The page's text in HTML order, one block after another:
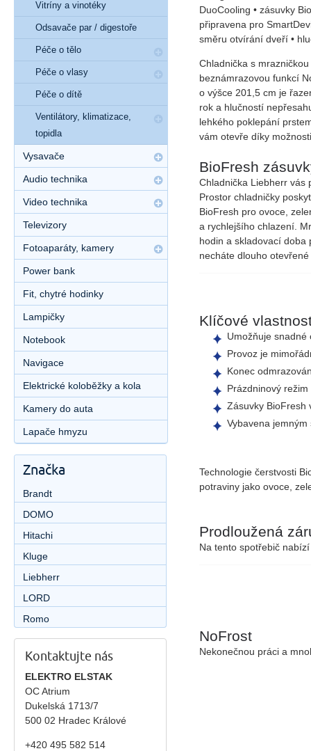
DuoCooling • zásuvky
připravena pro
směru otvírání dveří •
Chladnička s
beznámrazovou funkcí
o výšce 201,5 cm je
rok a hlučností
lehkého poklepání
vám otevře díky
BioFresh
Chladnička Liebherr
Prostor chladničky
BioFresh pro ovoce,
a rychlejšího chlazení.
hodin a skladovací doba
necháte dlouho
Klíčové
Umožňuje
Provoz je
Konec
Prázdninový režim
Zásuvky BioFresh
Vybavena jemným
Technologie čerstvosti
potraviny jako ovoce,
Prodloužená
Na tento spotřebič
NoFrost
Nekonečnou práci a
Vitríny a vinotéky
Odsavače par / digestoře
Péče o tělo
Péče o vlasy
Péče o dítě
Ventilátory, klimatizace,
topidla
Vysavače
Audio technika
Video technika
Televizory
Fotoaparáty, kamery
Power bank
Fit, chytré hodinky
Lampičky
Notebook
Navigace
Elektrické koloběžky a kola
Kamery do auta
Lapače hmyzu
Značka
Brandt
DOMO
Hitachi
Kluge
Liebherr
LORD
Romo
Kontaktujte nás
ELEKTRO ELSTAK
OC Atrium
Dukelská 1713/7
500 02 Hradec Králové
+420 495 582 514